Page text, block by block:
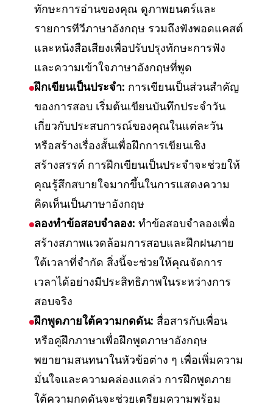
ทักษะการอ่านของคุณ ดูภาพยนตร์และ
รายการทีวีภาษาอังกฤษ รวมถึงฟังพอดแคสต์
และหนังสือเสียงเพื่อปรับปรุงทักษะการฟัง
และความเข้าใจภาษาอังกฤษที่พูด
ฝึกเขียนเป็นประจำ: การเขียนเป็นส่วนสำคัญ
ของการสอบ เริ่มต้นเขียนบันทึกประจำวัน
เกี่ยวกับประสบการณ์ของคุณในแต่ละวัน
หรือสร้างเรื่องสั้นเพื่อฝึกการเขียนเชิง
สร้างสรรค์ การฝึกเขียนเป็นประจำจะช่วยให้
คุณรู้สึกสบายใจมากขึ้นในการแสดงความ
คิดเห็นเป็นภาษาอังกฤษ
ลองทำข้อสอบจำลอง: ทำข้อสอบจำลองเพื่อ
สร้างสภาพแวดล้อมการสอบและฝึกฝนภาย
ใต้เวลาที่จำกัด สิ่งนี้จะช่วยให้คุณจัดการ
เวลาได้อย่างมีประสิทธิภาพในระหว่างการ
สอบจริง
ฝึกพูดภายใต้ความกดดัน: สื่อสารกับเพื่อน
หรือคู่ฝึกภาษาเพื่อฝึกพูดภาษาอังกฤษ
พยายามสนทนาในหัวข้อต่าง ๆ เพื่อเพิ่มความ
มั่นใจและความคล่องแคล่ว การฝึกพูดภาย
ใต้ความกดดันจะช่วยเตรียมความพร้อม